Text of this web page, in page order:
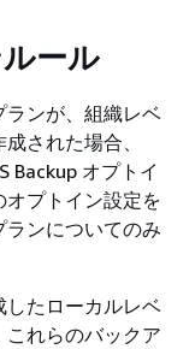
ール
ランが、組織レベ
された場合、
Backup オプトイ
プトイン設定を
ンについてのみ
したローカルレベ
れらのバックア